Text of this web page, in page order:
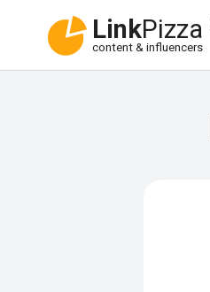
LinkPizza
content & influencers